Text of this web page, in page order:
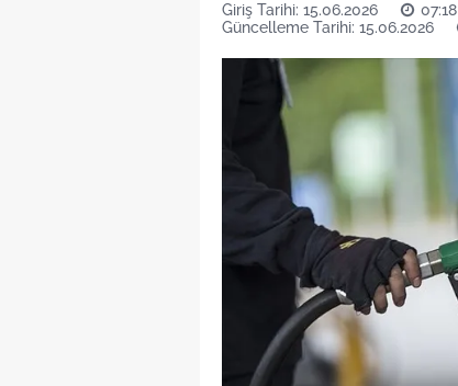
Giriş Tarihi: 15.06.2026
07:18
Güncelleme Tarihi: 15.06.2026